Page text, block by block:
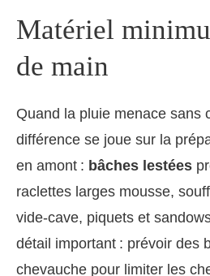
Matériel
de main
Quand la pluie menace sans
différence se joue sur la
en amont : bâches lestées
raclettes larges mousse,
vide-cave, piquets et
détail important : prévoir des
chevauche pour limiter les